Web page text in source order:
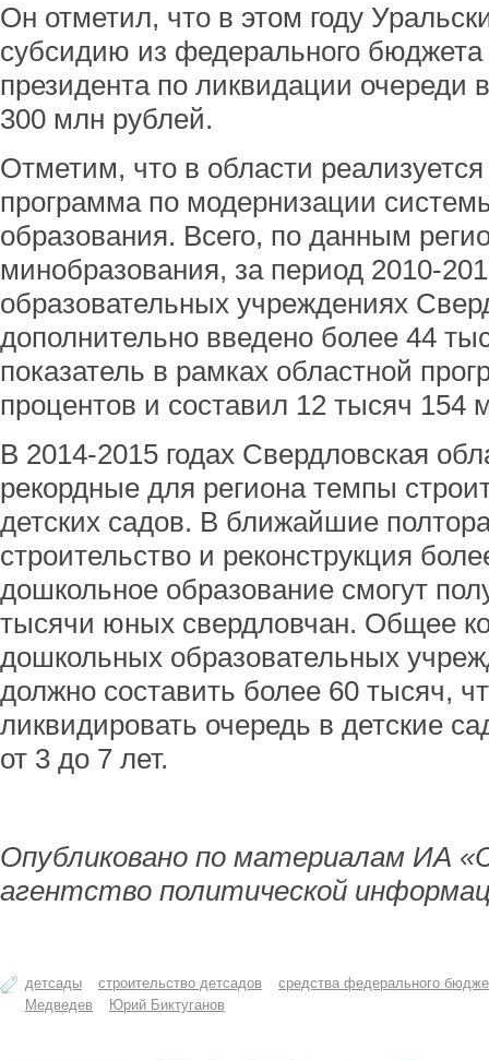
Он отметил, что в этом году
субсидию из федерального
президента по ликвидации очереди
300 млн рублей.
Отметим, что в области
программа по модернизации
образования. Всего, по данным
минобразования, за период 2010-
образовательных учреждениях
дополнительно введено более 44
показатель в рамках областной
процентов и составил 12 тысяч 154
В 2014-2015 годах Свердловская
рекордные для региона темпы
детских садов. В ближайшие
строительство и реконструкция
дошкольное образование смогут
тысячи юных свердловчан. Общее
дошкольных образовательных
должно составить более 60 тысяч,
ликвидировать очередь в детские
от 3 до 7 лет.
Опубликовано по материалам ИА
агентство политической
детсады строительство детсадов
средства федерального
Медведев
Юрий Биктуганов